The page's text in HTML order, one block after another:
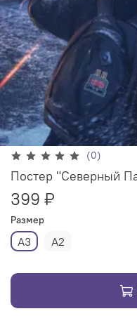
(0)
Постер "Северный
399 ₽
Размер
А3 А2